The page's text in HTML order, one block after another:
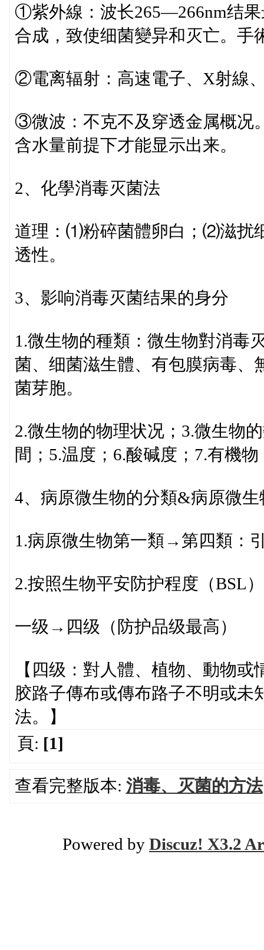
①紫外線：波长265—266nm结
合成，致使细菌變异和灭亡。手
②電离辐射：高速電子、X射線
③微波：不克不及穿透金属概况
含水量前提下才能显示出来。
2、化學消毒灭菌法
道理：⑴粉碎菌體卵白；⑵滋扰
透性。
3、影响消毒灭菌结果的身分
1.微生物的種類：微生物對消
菌、细菌滋生體、有包膜病毒、
菌芽胞。
2.微生物的物理状况；3.微生物
間；5.温度；6.酸碱度；7.有機物
4、病原微生物的分類&病原微
1.病原微生物第一類→第四類：
2.按照生物平安防护程度（BSL
一级→四级（防护品级最高）
【四级：對人體、植物、動物
胶路子傳布或傳布路子不明或未
法。】
頁: [1]
查看完整版本: 消毒、灭菌的方法
Powered by Discuz! X3.2